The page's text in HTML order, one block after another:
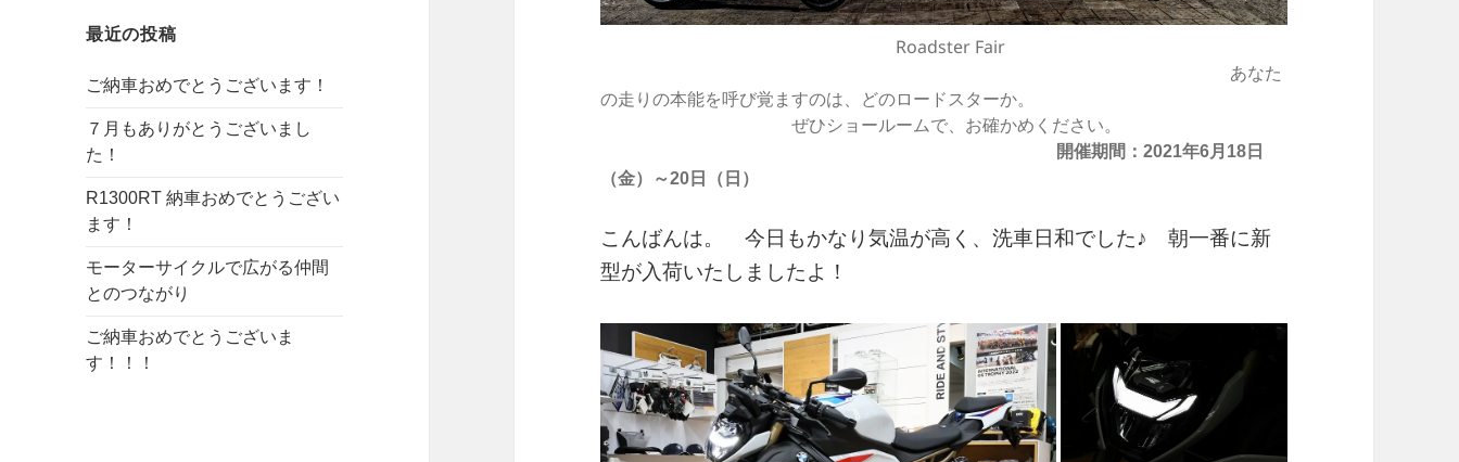
最近の投稿
ご納車おめでとうございます！
７月もありがとうございまし
た！
R1300RT 納車おめでとうござい
ます！
モーターサイクルで広がる仲間
とのつながり
ご納車おめでとうございま
す！！！
Roadster Fair
あなた
の走りの本能を呼び覚ますのは、どのロードスターか。
ぜひショールームで、お確かめください。
開催期間：2021年6月18日
（金）～20日（日）
こんばんは。 今日もかなり気温が高く、洗車日和でした♪ 朝一番に新
型が入荷いたしましたよ！